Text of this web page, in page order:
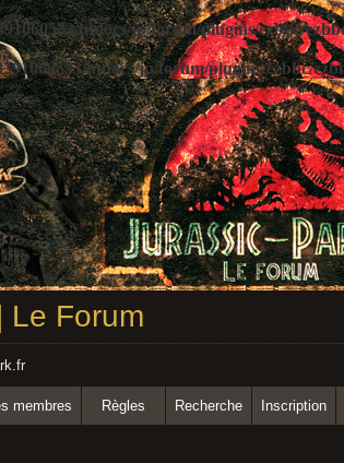
htdocs/jp/forum/plugins/ezbbc/
htdocs/jp/forum/plugins/ezbbc/
Le Forum
membres Règles Recherche Inscription